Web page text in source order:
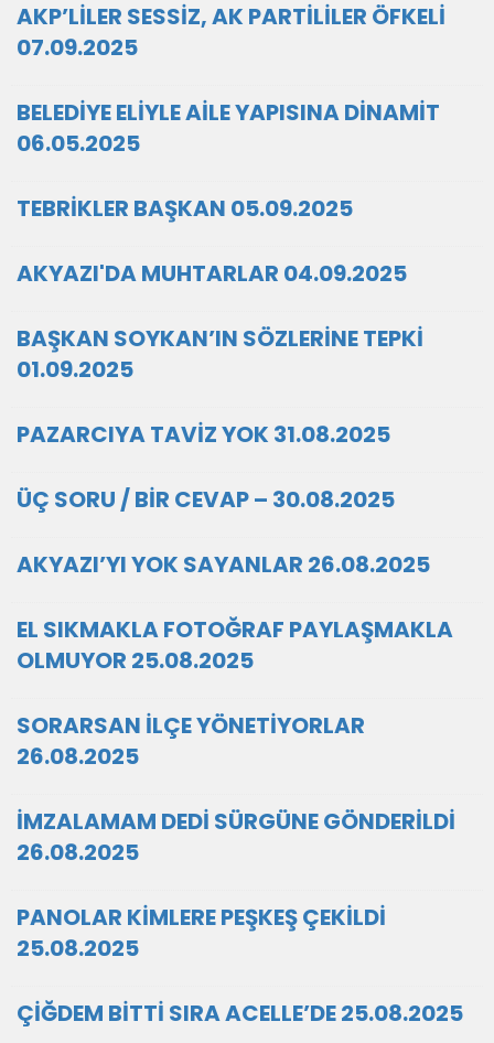
AKP’LİLER SESSİZ, AK PARTİLİLER ÖFKELİ
07.09.2025
BELEDİYE ELİYLE AİLE YAPISINA DİNAMİT
06.05.2025
TEBRİKLER BAŞKAN 05.09.2025
AKYAZI'DA MUHTARLAR 04.09.2025
BAŞKAN SOYKAN’IN SÖZLERİNE TEPKİ
01.09.2025
PAZARCIYA TAVİZ YOK 31.08.2025
ÜÇ SORU / BİR CEVAP – 30.08.2025
AKYAZI’YI YOK SAYANLAR 26.08.2025
EL SIKMAKLA FOTOĞRAF PAYLAŞMAKLA
OLMUYOR 25.08.2025
SORARSAN İLÇE YÖNETİYORLAR
26.08.2025
İMZALAMAM DEDİ SÜRGÜNE GÖNDERİLDİ
26.08.2025
PANOLAR KİMLERE PEŞKEŞ ÇEKİLDİ
25.08.2025
ÇİĞDEM BİTTİ SIRA ACELLE’DE 25.08.2025